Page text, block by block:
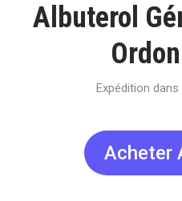
Albuterol
Expédition
Acheter